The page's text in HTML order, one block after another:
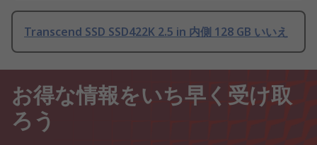
Transcend SSD SSD422K 2.5 in 内側 128 GB いいえ
お得な情報をいち早く受け取
ろう